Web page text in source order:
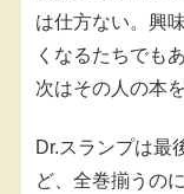
は仕方ない。興
くなるたちでも
次はその人の本
Dr.スランプは最
ど、全巻揃うの